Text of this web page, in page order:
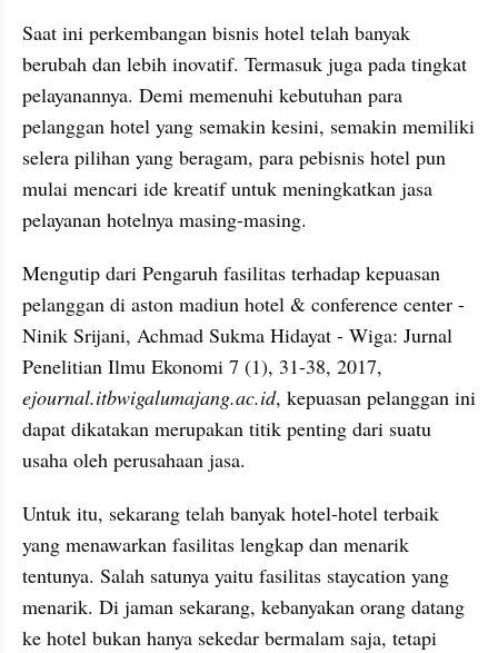
Saat ini perkembangan bisnis hotel telah banyak
berubah dan lebih inovatif. Termasuk juga pada tingkat
pelayanannya. Demi memenuhi kebutuhan para
pelanggan hotel yang semakin kesini, semakin memiliki
selera pilihan yang beragam, para pebisnis hotel pun
mulai mencari ide kreatif untuk meningkatkan jasa
pelayanan hotelnya masing-masing.
Mengutip dari Pengaruh fasilitas terhadap kepuasan
pelanggan di aston madiun hotel & conference center -
Ninik Srijani, Achmad Sukma Hidayat - Wiga: Jurnal
ejournal.itbwigalumajang.ac.id, kepuasan pelanggan ini
dapat dikatakan merupakan titik penting dari suatu
usaha oleh perusahaan jasa.
Untuk itu, sekarang telah banyak hotel-hotel terbaik
yang menawarkan fasilitas lengkap dan menarik
tentunya. Salah satunya yaitu fasilitas staycation yang
menarik. Di jaman sekarang, kebanyakan orang datang
ke hotel bukan hanya sekedar bermalam saja, tetapi